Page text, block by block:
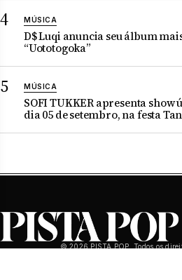
MÚSICA
D$ Luqi anuncia seu álbum
“Uototogoka”
MÚSICA
SOFI TUKKER apresenta show
dia 05 de setembro, na festa
© 2026 PISTA POP. Todos os